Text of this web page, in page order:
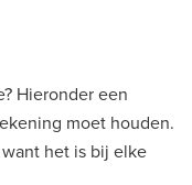
Hieronder een
moet houden.
het is bij elke